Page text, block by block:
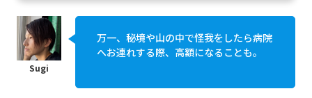
万一、秘境や山の中で怪我をしたら病院
へお連れする際、高額になることも。